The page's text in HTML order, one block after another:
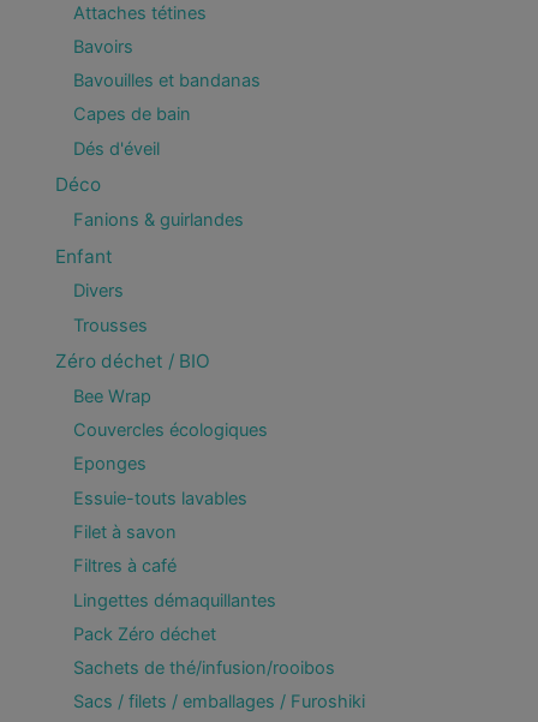
Attaches tétines
Bavoirs
Bavouilles et bandanas
Capes de bain
Dés d'éveil
Déco
Fanions & guirlandes
Enfant
Divers
Trousses
Zéro déchet / BIO
Bee Wrap
Couvercles écologiques
Eponges
Essuie-touts lavables
Filet à savon
Filtres à café
Lingettes démaquillantes
Pack Zéro déchet
Sachets de thé/infusion/rooibos
Sacs / filets / emballages / Furoshiki